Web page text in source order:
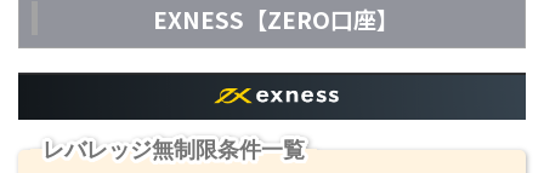
EXNESS【ZERO口座】
レバレッジ無制限条件一覧